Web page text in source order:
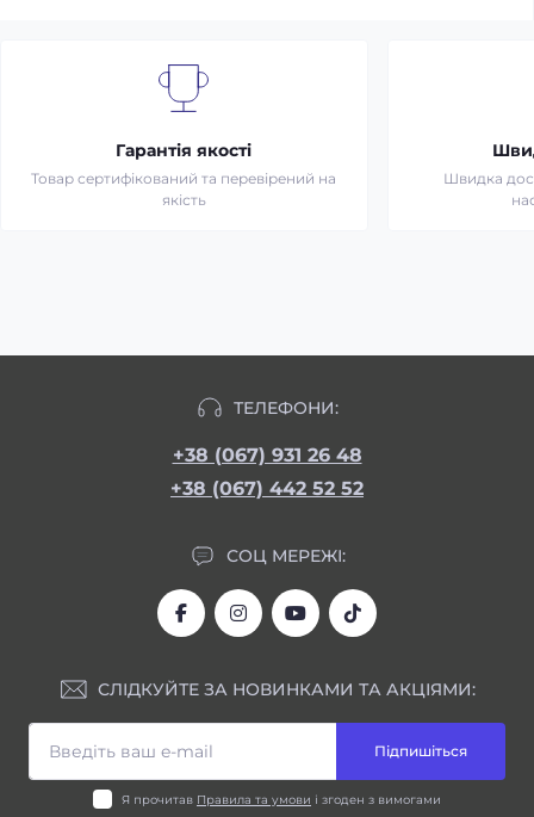
Гарантія якості
Товар сертифікований та перевірений на
якість
Швидка
ТЕЛЕФОНИ:
+38 (067) 931 26 48
+38 (067) 442 52 52
СОЦ МЕРЕЖІ:
СЛІДКУЙТЕ ЗА НОВИНКАМИ ТА АКЦІЯМИ:
Підпишіться
Я прочитав Правила та умови і згоден з вимогами